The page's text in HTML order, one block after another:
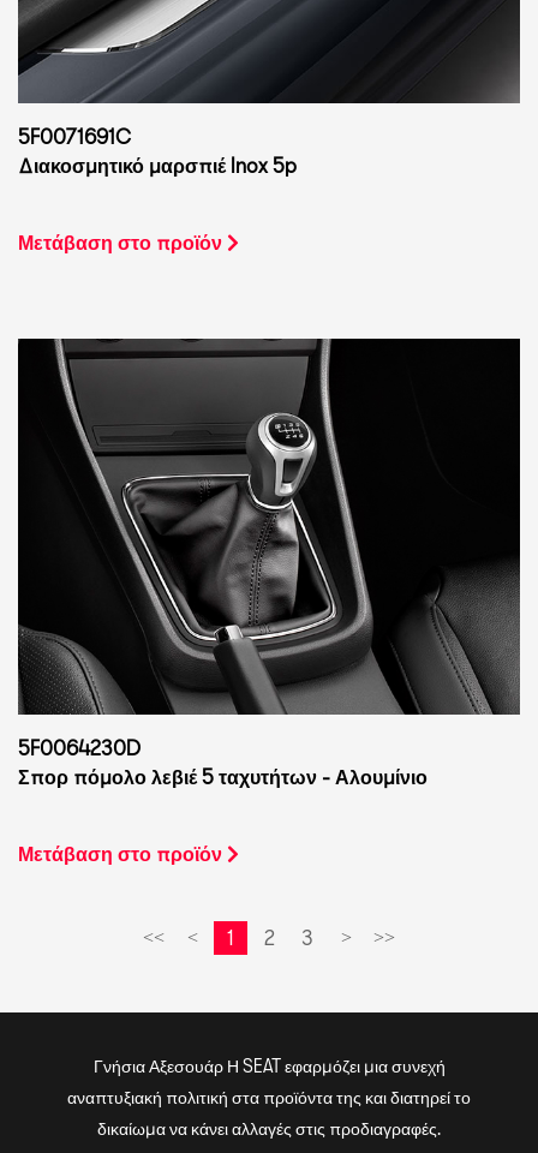
5F0071691C
Διακοσμητικό μαρσπιέ Inox 5p
Μετάβαση στο προϊόν
5F0064230D
Σπορ πόμολο λεβιέ 5 ταχυτήτων - Αλουμίνιο
Μετάβαση στο προϊόν
<< < 1 2 3 > >>
Γνήσια Αξεσουάρ Η SEAT εφαρμόζει μια συνεχή
αναπτυξιακή πολιτική στα προϊόντα της και διατηρεί το
δικαίωμα να κάνει αλλαγές στις προδιαγραφές.